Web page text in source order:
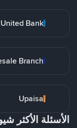
Bank
Branch
Upaisa
الأسئلة الأكثر